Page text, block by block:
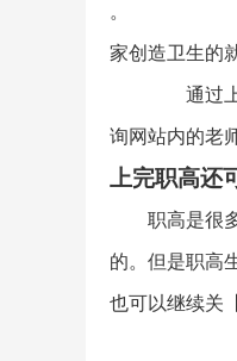
。
家创造卫生的
通过上
询网站内的老
上完职高还
职高是很
的。但是职高
也可以继续关